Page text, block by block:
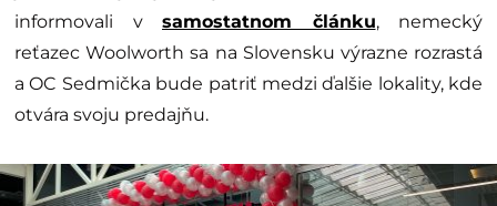
informovali v samostatnom článku, nemecký
reťazec Woolworth sa na Slovensku výrazne rozrastá
a OC Sedmička bude patriť medzi ďalšie lokality, kde
otvára svoju predajňu.